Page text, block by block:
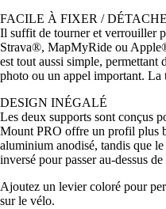
FACILE À FIXER /
Il suffit de tourner et verrouiller
Strava®, MapMyRide ou
est tout aussi simple, permettant
photo ou un appel important. La
DESIGN INÉGALÉ
Les deux supports sont conçus
Mount PRO offre un profil plus
aluminium anodisé, tandis que
inversé pour passer au-dessus
Ajoutez un levier coloré pour
sur le vélo.